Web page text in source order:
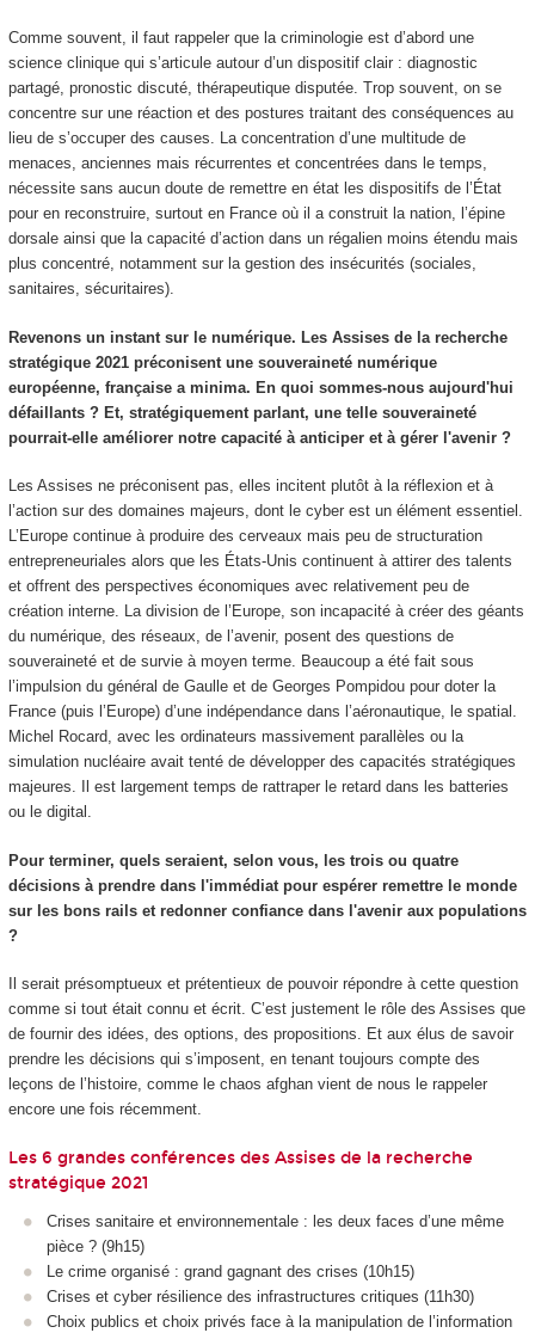
Comme souvent, il faut rappeler que la criminologie est d’abord une
science clinique qui s’articule autour d’un dispositif clair : diagnostic
partagé, pronostic discuté, thérapeutique disputée. Trop souvent, on se
concentre sur une réaction et des postures traitant des conséquences au
lieu de s’occuper des causes. La concentration d’une multitude de
menaces, anciennes mais récurrentes et concentrées dans le temps,
nécessite sans aucun doute de remettre en état les dispositifs de l’État
pour en reconstruire, surtout en France où il a construit la nation, l’épine
dorsale ainsi que la capacité d’action dans un régalien moins étendu mais
plus concentré, notamment sur la gestion des insécurités (sociales,
sanitaires, sécuritaires).
Revenons un instant sur le numérique. Les Assises de la recherche
stratégique 2021 préconisent une souveraineté numérique
européenne, française a minima. En quoi sommes-nous aujourd'hui
défaillants ? Et, stratégiquement parlant, une telle souveraineté
pourrait-elle améliorer notre capacité à anticiper et à gérer l'avenir ?
Les Assises ne préconisent pas, elles incitent plutôt à la réflexion et à
l’action sur des domaines majeurs, dont le cyber est un élément essentiel.
L’Europe continue à produire des cerveaux mais peu de structuration
entrepreneuriales alors que les États-Unis continuent à attirer des talents
et offrent des perspectives économiques avec relativement peu de
création interne. La division de l’Europe, son incapacité à créer des géants
du numérique, des réseaux, de l’avenir, posent des questions de
souveraineté et de survie à moyen terme. Beaucoup a été fait sous
l’impulsion du général de Gaulle et de Georges Pompidou pour doter la
France (puis l’Europe) d’une indépendance dans l’aéronautique, le spatial.
Michel Rocard, avec les ordinateurs massivement parallèles ou la
simulation nucléaire avait tenté de développer des capacités stratégiques
majeures. Il est largement temps de rattraper le retard dans les batteries
ou le digital.
Pour terminer, quels seraient, selon vous, les trois ou quatre
décisions à prendre dans l'immédiat pour espérer remettre le monde
sur les bons rails et redonner confiance dans l'avenir aux populations
?
Il serait présomptueux et prétentieux de pouvoir répondre à cette question
comme si tout était connu et écrit. C’est justement le rôle des Assises que
de fournir des idées, des options, des propositions. Et aux élus de savoir
prendre les décisions qui s’imposent, en tenant toujours compte des
leçons de l’histoire, comme le chaos afghan vient de nous le rappeler
encore une fois récemment.
Les 6 grandes conférences des Assises de la recherche
stratégique 2021
Crises sanitaire et environnementale : les deux faces d’une même
pièce ? (9h15)
Le crime organisé : grand gagnant des crises (10h15)
Crises et cyber résilience des infrastructures critiques (11h30)
Choix publics et choix privés face à la manipulation de l’information